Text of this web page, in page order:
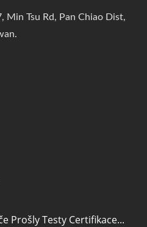
Min Tsu Rd, Pan Chiao Dist,
Prošly Testy Certifikace...